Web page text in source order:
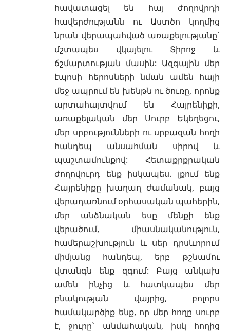
հավատացել են հայ ժողովրդի
հավերժությանն ու Աստծո կողմից
նրան վերապահված առաքելությանը`
մշտապես վկայելու Տիրոջ և
ճշմարտության մասին: Ազգային մեր
էպոսի հերոսների նման ամեն հայի
մեջ ապրում են խենթն ու ծուռը, որոնք
արտահայտվում են Հայրենիքի,
առաքելական մեր Սուրբ Եկեղեցու,
մեր սրբությունների ու սրբազան հողի
հանդեպ անսահման սիրով և
պաշտամունքով: Հետաքրքրական
ժողովուրդ ենք իսկապես. լքում ենք
Հայրենիքը խաղաղ ժամանակ, բայց
վերադառնում օրհասական պահերին,
մեր անձնական եսը մենքի ենք
վերածում, միասնականություն,
համերաշխություն և սեր դրսևորում
միմյանց հանդեպ, երբ թշնամու
վտանգն ենք զգում: Բայց անկախ
ամեն ինչից և հատկապես մեր
բնակության վայրից, բոլորս
համակարծիք ենք, որ մեր հողը սուրբ
է, ջուրը` անմահական, իսկ հողից